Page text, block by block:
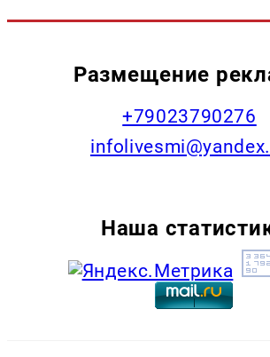
Размещение
+79023790276
Наша